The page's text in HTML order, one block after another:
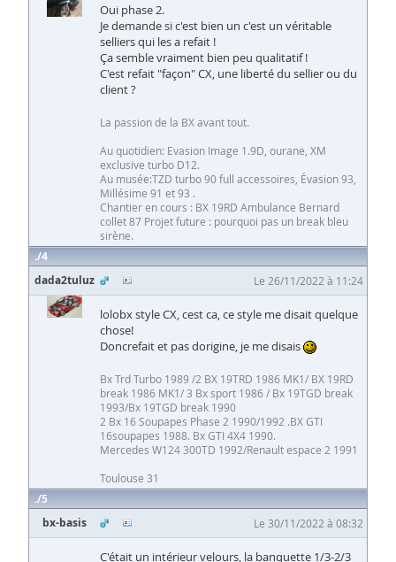
Oui phase 2.
Je demande si c'est bien un c'est un véritable
selliers qui les a refait !
Ça semble vraiment bien peu qualitatif !
C'est refait "façon" CX, une liberté du sellier ou du
client ?
La passion de la BX avant tout.
Au quotidien: Evasion Image 1.9D, ourane, XM
exclusive turbo D12.
Au musée:TZD turbo 90 full accessoires, Évasion 93,
Millésime 91 et 93 .
Chantier en cours : BX 19RD Ambulance Bernard
collet 87 Projet future : pourquoi pas un break bleu
sirène.
4
dada2tuluz
Le 26/11/2022 à 11:24
lolobx style CX, cest ca, ce style me disait quelque
chose!
Doncrefait et pas dorigine, je me disais
Bx Trd Turbo 1989 /2 BX 19TRD 1986 MK1/ BX 19RD
break 1986 MK1/ 3 Bx sport 1986 / Bx 19TGD break
1993/Bx 19TGD break 1990
2 Bx 16 Soupapes Phase 2 1990/1992 .BX GTI
16soupapes 1988. Bx GTI 4X4 1990.
Mercedes W124 300TD 1992/Renault espace 2 1991
Toulouse 31
5
bx-basis
Le 30/11/2022 à 08:32
C'était un intérieur velours, la banquette 1/3-2/3